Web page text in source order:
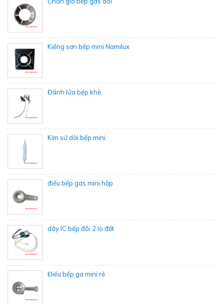
Kiềng sơn bếp mini Namilux
Đánh lửa bếp khè
Kim sứ dài bếp mini
điếu bếp gas mini hộp
dây IC bếp đôi 2 lò đốt
Điếu bếp ga mini rẻ